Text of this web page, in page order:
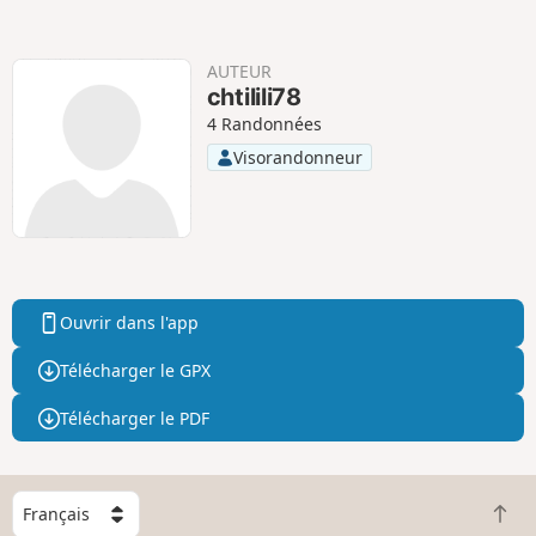
AUTEUR
chtilili78
4 Randonnées
Visorandonneur
Ouvrir dans l'app
Télécharger le GPX
Télécharger le PDF
C
h
R